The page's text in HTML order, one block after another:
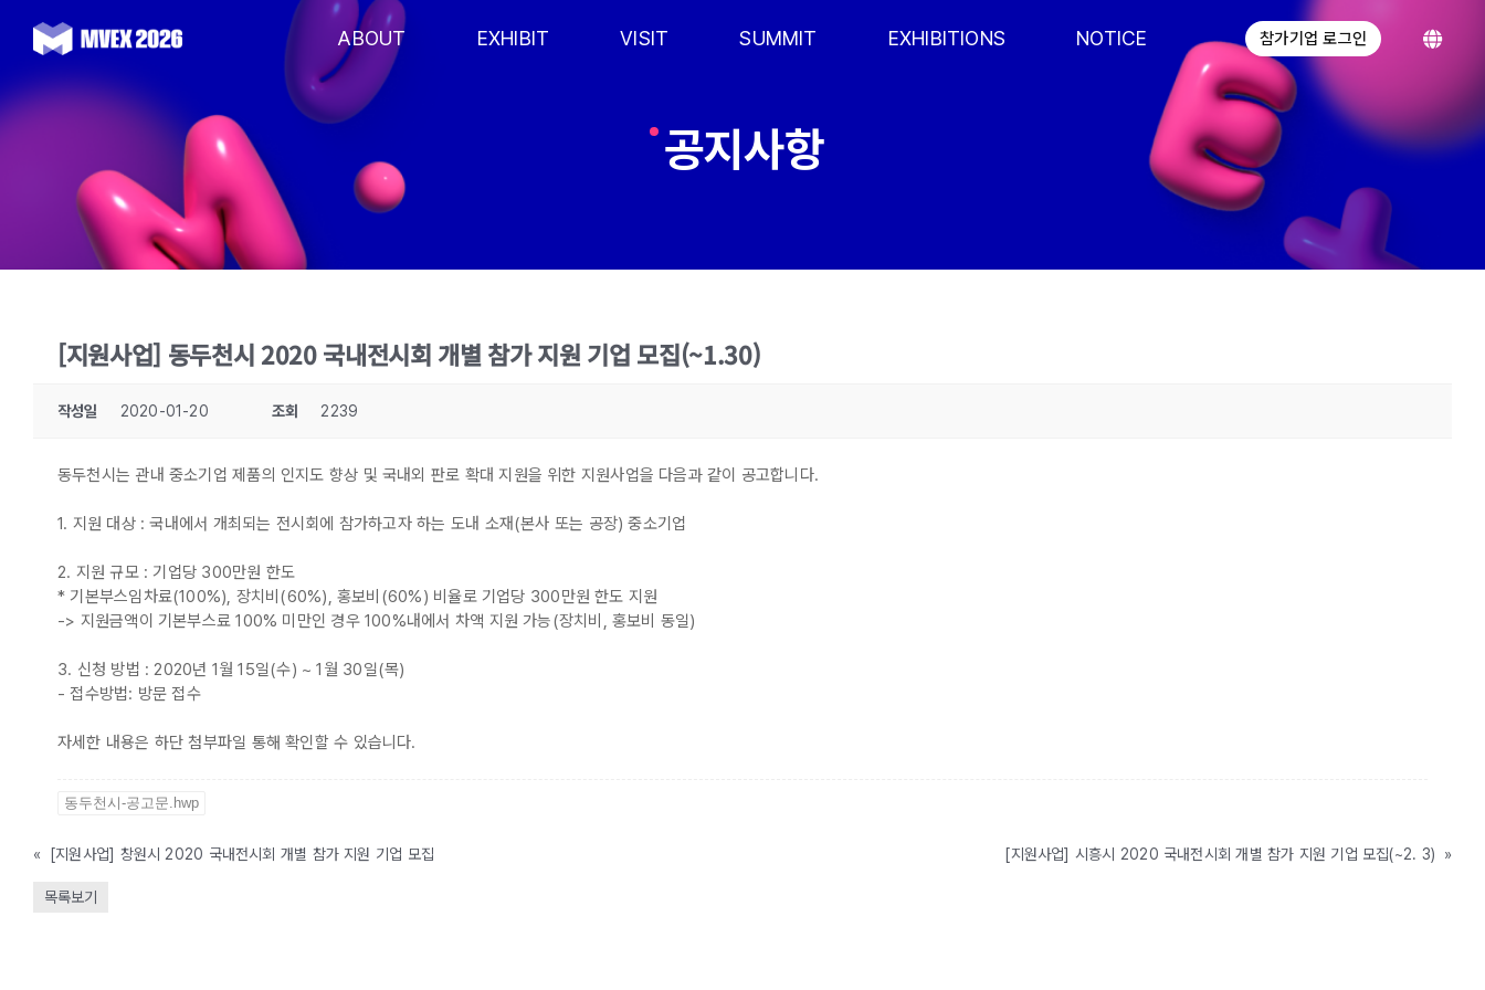
content
ABOUT EXHIBIT VISIT SUMMIT EXHIBITIONS NOTICE 참가기업 로그인
공지사항
[지원사업] 동두천시 2020 국내전시회 개별 참가 지원 기업 모집(~1.30)
작성일 2020-01-20 조회 2239
동두천시는 관내 중소기업 제품의 인지도 향상 및 국내외 판로 확대 지원을 위한 지원사업을 다음과 같이 공고합니다.
1. 지원 대상 : 국내에서 개최되는 전시회에 참가하고자 하는 도내 소재(본사 또는 공장) 중소기업
2. 지원 규모 : 기업당 300만원 한도
* 기본부스임차료(100%), 장치비(60%), 홍보비(60%) 비율로 기업당 300만원 한도 지원
-> 지원금액이 기본부스료 100% 미만인 경우 100%내에서 차액 지원 가능(장치비, 홍보비 동일)
3. 신청 방법 : 2020년 1월 15일(수) ~ 1월 30일(목)
- 접수방법: 방문 접수
자세한 내용은 하단 첨부파일 통해 확인할 수 있습니다.
동두천시-공고문.hwp
« [지원사업] 창원시 2020 국내전시회 개별 참가 지원 기업 모집 [지원사업] 시흥시 2020 국내전시회 개별 참가 지원 기업 모집(~2. 3) »
목록보기